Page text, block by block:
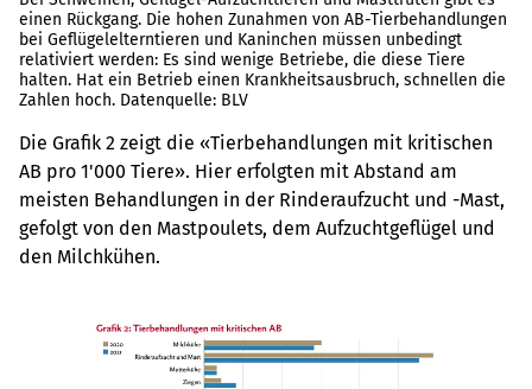
einen Rückgang. Die hohen Zunahmen von AB-Tierbehandlungen
bei Geflügelelterntieren und Kaninchen müssen unbedingt
relativiert werden: Es sind wenige Betriebe, die diese Tiere
halten. Hat ein Betrieb einen Krankheitsausbruch, schnellen die
Zahlen hoch. Datenquelle: BLV
Die Grafik 2 zeigt die «Tierbehandlungen mit kritischen
AB pro 1'000 Tiere». Hier erfolgten mit Abstand am
meisten Behandlungen in der Rinderaufzucht und -Mast,
gefolgt von den Mastpoulets, dem Aufzuchtgeflügel und
den Milchkühen.